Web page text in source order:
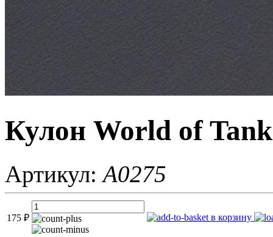
Кулон World of
Артикул:A0275
175 ₽ в корзину